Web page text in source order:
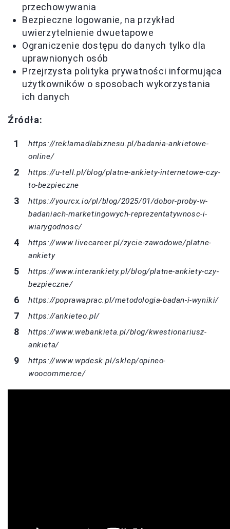
przechowywania
Bezpieczne logowanie, na przykład
uwierzytelnienie dwuetapowe
Ograniczenie dostępu do danych tylko dla
uprawnionych osób
Przejrzysta polityka prywatności informująca
użytkowników o sposobach wykorzystania
ich danych
Źródła:
https://reklamadlabiznesu.pl/badania-ankietowe-
online/
https://u-tell.pl/blog/platne-ankiety-internetowe-czy-
to-bezpieczne
https://yourcx.io/pl/blog/2025/01/dobor-proby-w-
badaniach-marketingowych-reprezentatywnosc-i-
wiarygodnosc/
https://www.livecareer.pl/zycie-zawodowe/platne-
ankiety
https://www.interankiety.pl/blog/platne-ankiety-czy-
bezpieczne/
https://poprawaprac.pl/metodologia-badan-i-wyniki/
https://ankieteo.pl/
https://www.webankieta.pl/blog/kwestionariusz-
ankieta/
https://www.wpdesk.pl/sklep/opineo-
woocommerce/